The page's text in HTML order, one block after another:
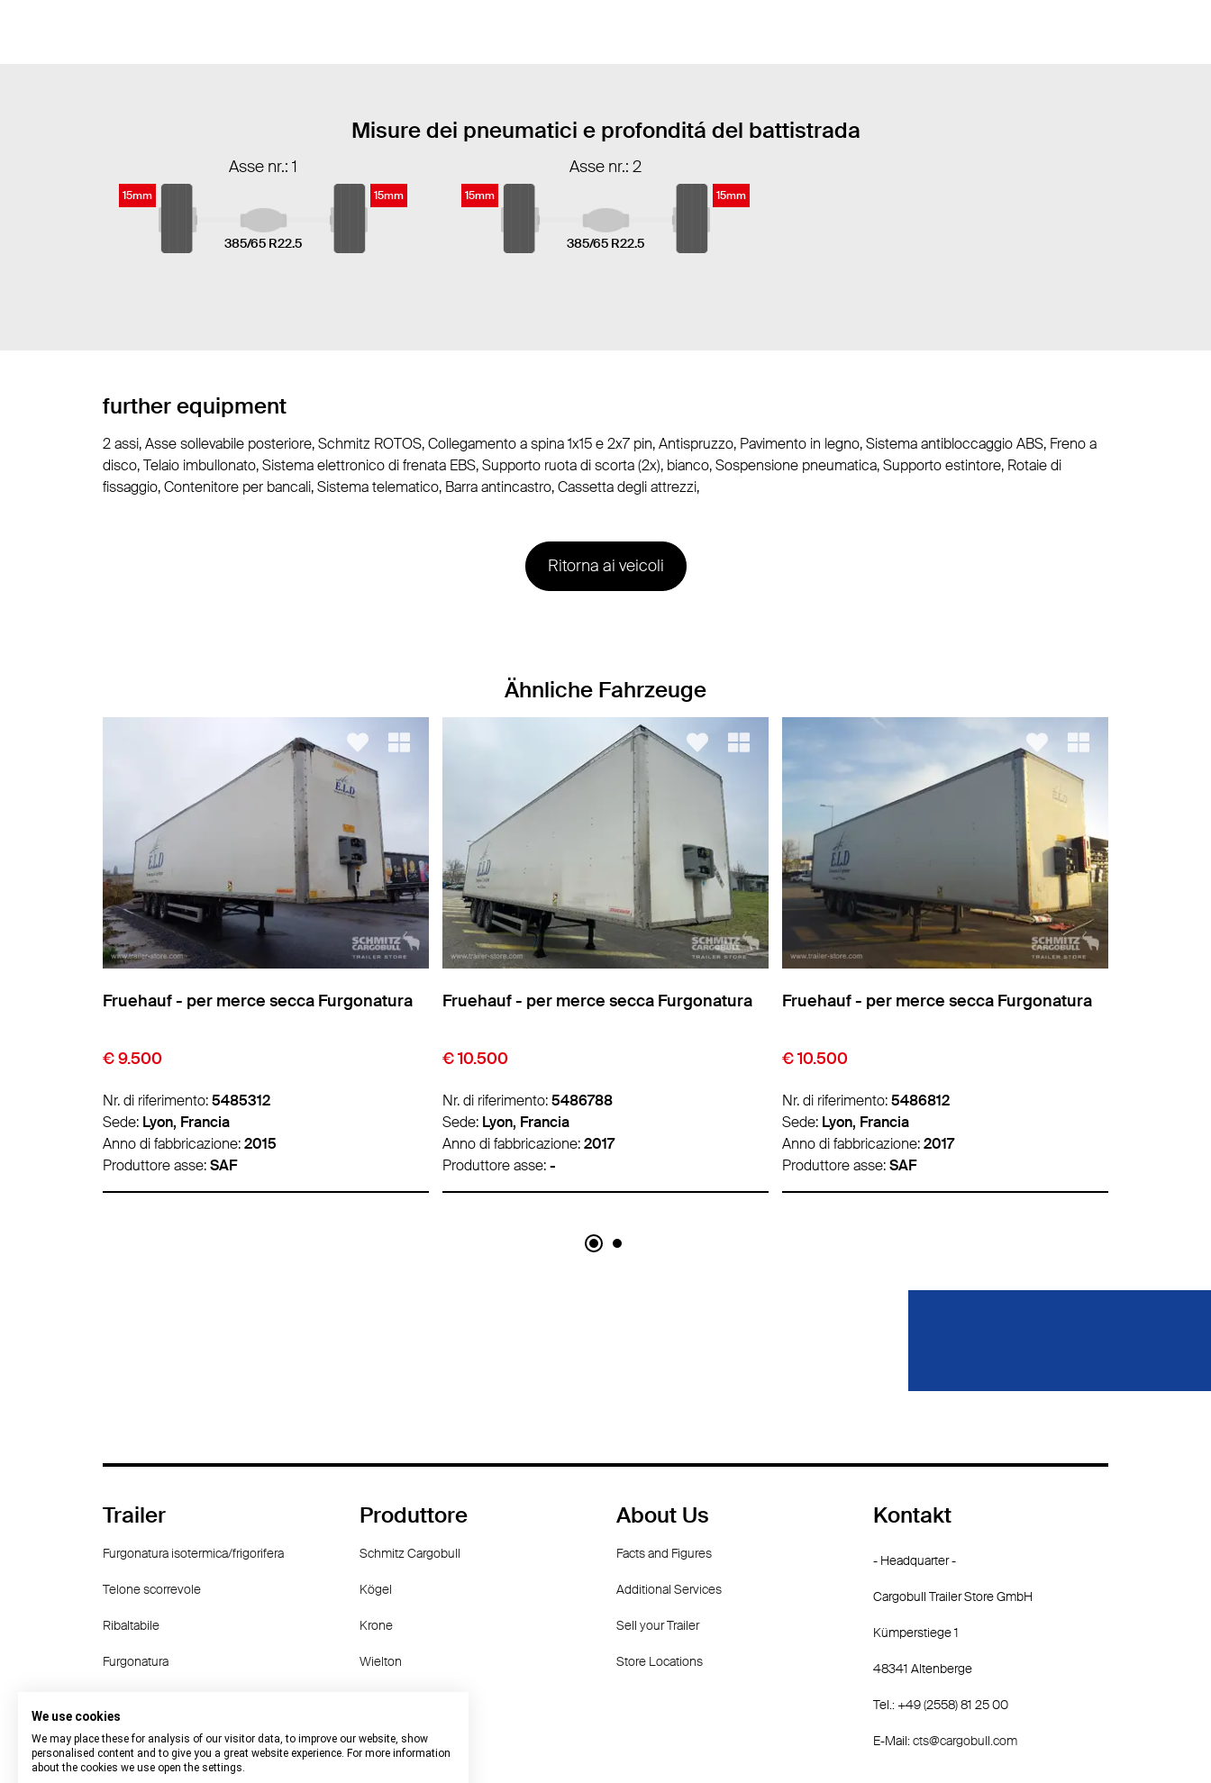
Misure dei pneumatici e profonditá del battistrada
Asse nr.: 1
15mm
385/65 R22.5
15mm
Asse nr.: 2
15mm
385/65 R22.5
15mm
further equipment
2 assi, Asse sollevabile posteriore, Schmitz ROTOS, Collegamento a spina 1x15 e 2x7 pin, Antispruzzo, Pavimento in legno, Sistema antibloccaggio ABS, Freno a
disco, Telaio imbullonato, Sistema elettronico di frenata EBS, Supporto ruota di scorta (2x), bianco, Sospensione pneumatica, Supporto estintore, Rotaie di
fissaggio, Contenitore per bancali, Sistema telematico, Barra antincastro, Cassetta degli attrezzi,
Ritorna ai veicoli
Ähnliche Fahrzeuge
Fruehauf - per merce secca Furgonatura
€ 10.500
Nr. di riferimento:5486788
Sede: Lyon, Francia
Anno di fabbricazione:2017
Produttore asse:-
Fruehauf - per merce secca Furgonatura
€ 10.500
Nr. di riferimento:5486812
Sede: Lyon, Francia
Anno di fabbricazione:2017
Produttore asse:SAF
- per merce secca Furgonatura
€ 1.350
Nr. di riferimento:5489675
Sede: Lille, Francia
Anno di fabbricazione:2006
Produttore asse:SMB
Trailer
Furgonatura isotermica/frigorifera
Telone scorrevole
Ribaltabile
Furgonatura
other
Produttore
Schmitz Cargobull
Kögel
Krone
Wielton
Fruehauf
About Us
Facts and Figures
Additional Services
Sell your Trailer
Store Locations
Kontakt
- Headquarter -
Cargobull Trailer Store GmbH
Kümperstiege 1
48341 Altenberge
Tel.: +49 (2558) 81 25 00
E-Mail:cts@cargobull.com
We use cookies
We may place these for analysis of our visitor data, to improve our website, show
personalised content and to give you a great website experience. For more information
about the cookies we use open the settings.